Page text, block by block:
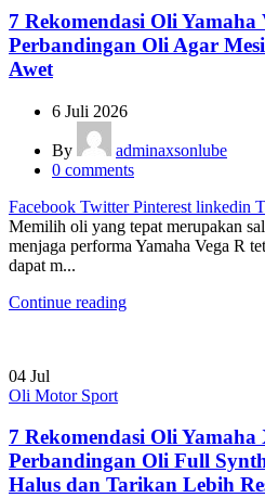
7 Rekomendasi Oli Yamaha
Perbandingan Oli Agar
Awet
6 Juli 2026
By
adminaxsonlube
0 comments
Facebook Twitter Pinterest linkedin
Memilih oli yang tepat merupakan
menjaga performa Yamaha Vega R
dapat m...
Continue reading
04 Jul
Oli Motor Sport
7 Rekomendasi Oli
Perbandingan Oli Full
Halus dan Tarikan Lebih